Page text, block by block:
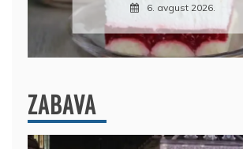
2026.
ZABAVA